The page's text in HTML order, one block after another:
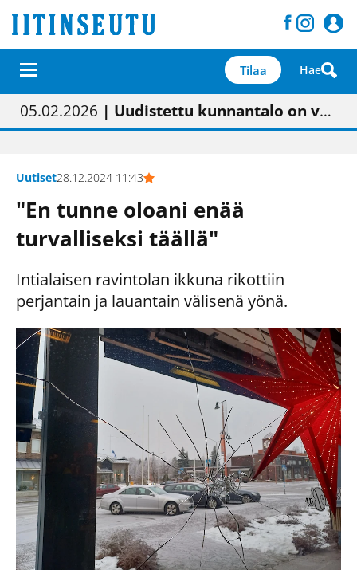
Tilaa Hae
01.02.2026 | Painon vaihtumisen pitäisi näkyä hieman parempana painojäljen laatuna lehdessä
05.02.2026 | Uudistettu kunnantalo on valoisa
23.04.2026 | “Olemme käynnistämässä uudelleen keskustavisiotyön”
09.05.2026| "Maalla on totuttu elämään omavaraisemmin kuin kaupungissa"
Uutiset28.12.2024 11:43
"En tunne oloani enää
turvalliseksi täällä"
Intialaisen ravintolan ikkuna rikottiin
perjantain ja lauantain välisenä yönä.